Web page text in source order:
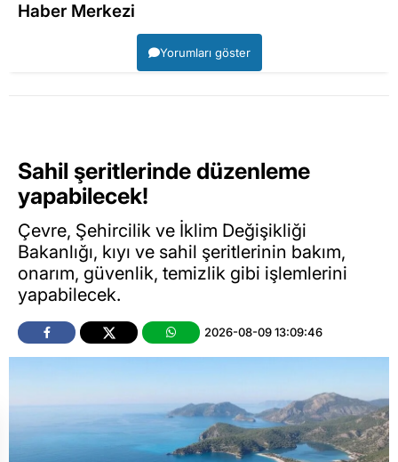
Haber Merkezi
Yorumları göster
Sahil şeritlerinde düzenleme
yapabilecek!
Çevre, Şehircilik ve İklim Değişikliği
Bakanlığı, kıyı ve sahil şeritlerinin bakım,
onarım, güvenlik, temizlik gibi işlemlerini
yapabilecek.
2026-08-09 13:09:46